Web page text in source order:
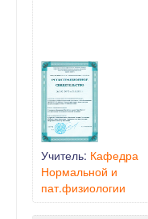
Учитель: Кафедра
Нормальной и
пат.физиологии